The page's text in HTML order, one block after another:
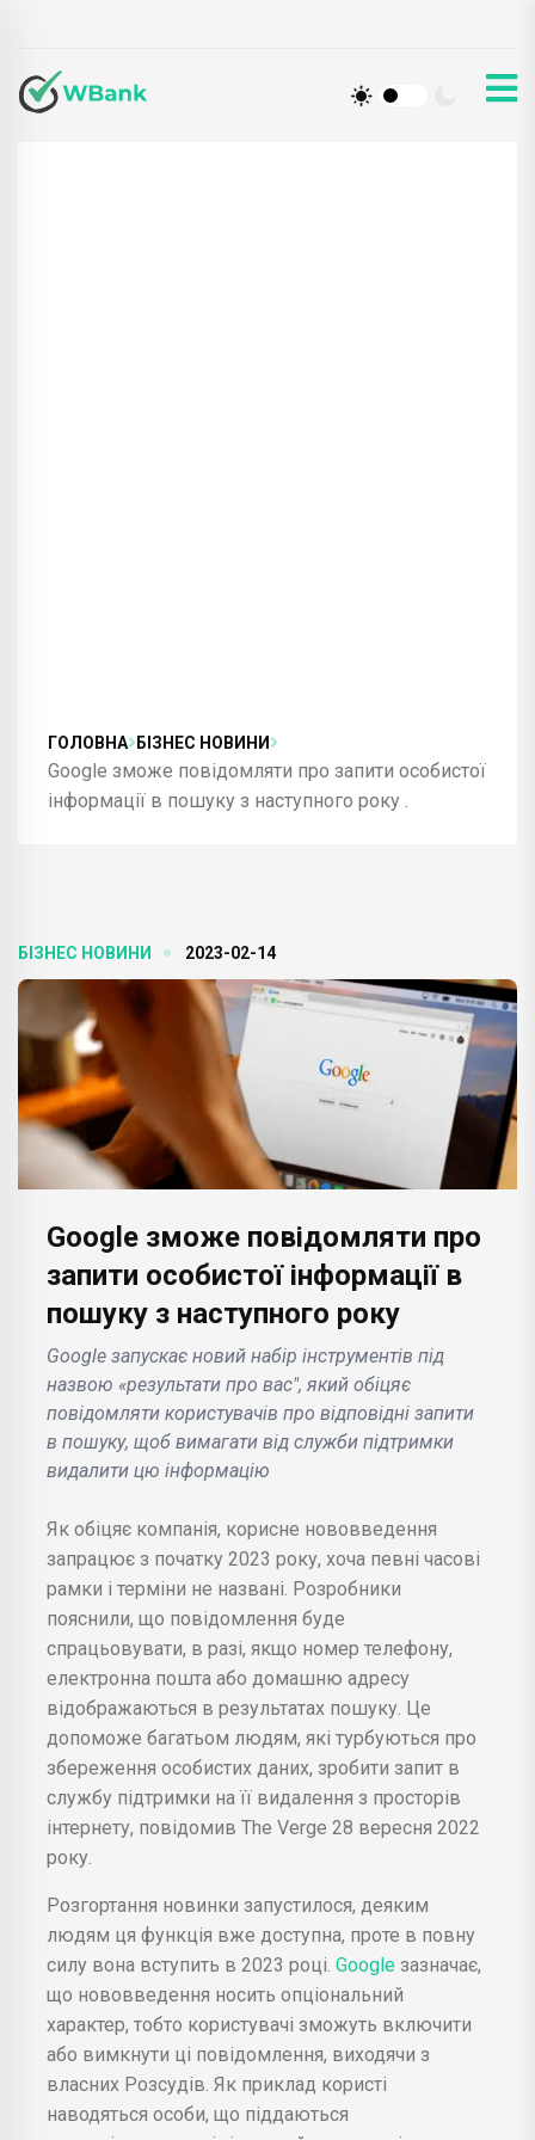
ГОЛОВНА БІЗНЕС НОВИНИ
Google зможе повідомляти про запити особистої
інформації в пошуку з наступного року .
БІЗНЕС НОВИНИ 2023-02-14
Google зможе повідомляти про
запити особистої інформації в
пошуку з наступного року
Google запускає новий набір інструментів під
назвою «результати про вас", який обіцяє
повідомляти користувачів про відповідні запити
в пошуку, щоб вимагати від служби підтримки
видалити цю інформацію
Як обіцяє компанія, корисне нововведення
запрацює з початку 2023 року, хоча певні часові
рамки і терміни не названі. Розробники
пояснили, що повідомлення буде
спрацьовувати, в разі, якщо номер телефону,
електронна пошта або домашню адресу
відображаються в результатах пошуку. Це
допоможе багатьом людям, які турбуються про
збереження особистих даних, зробити запит в
службу підтримки на її видалення з просторів
інтернету, повідомив The Verge 28 вересня 2022
року.
Розгортання новинки запустилося, деяким
людям ця функція вже доступна, проте в повну
силу вона вступить в 2023 році. Google зазначає,
що нововведення носить опціональний
характер, тобто користувачі зможуть включити
або вимкнути ці повідомлення, виходячи з
власних Розсудів. Як приклад користі
наводяться особи, що піддаються